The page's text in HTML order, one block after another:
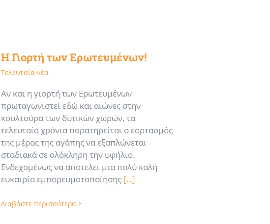
Η Γιορτή των Ερωτευμένων!
Τελευταία νέα
Αν και η γιορτή των Ερωτευμένων
πρωταγωνιστεί εδώ και αιώνες στην
κουλτούρα των δυτικών χωρών, τα
τελευταία χρόνια παρατηρείται ο εορτασμός
της μέρας της αγάπης να εξαπλώνεται
σταδιακά σε ολόκληρη την υφήλιο.
Ενδεχομένως να αποτελεί μια πολύ καλή
ευκαιρία εμπορευματοποίησης [...]
Διαβάστε περισσότερα